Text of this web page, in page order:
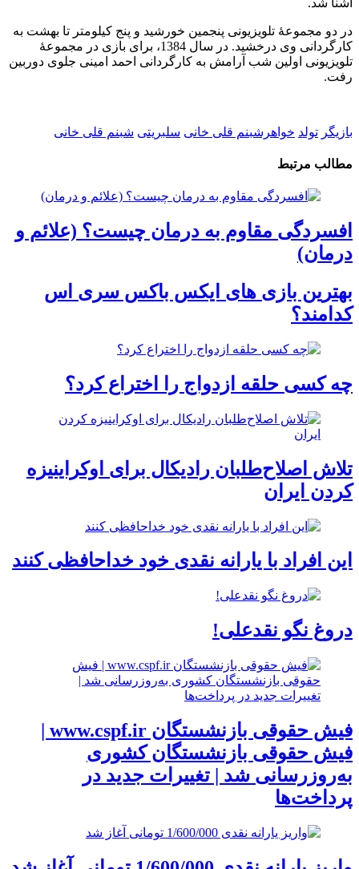
در دو مجموعهٔ تلویزیونی پنجمین خورشید و پنج کیلومتر تا بهشت به
کارگردانی وی درخشید. در سال 1384، برای بازی در مجموعهٔ
تلویزیونی اولین شب آرامش به کارگردانی احمد امینی جلوی دوربین
رفت.
بازیگر تولد خواهرشبنم قلی خانی سلبریتی شبنم قلی خانی
مطالب مرتبط
افسردگی مقاوم به درمان چیست؟ (علائم و
درمان)
بهترین بازی های ایکس باکس سری اس
کدامند؟
چه کسی حلقه‌ ازدواج را اختراع کرد؟
تلاش اصلاح‌طلبان رادیکال برای اوکراینیزه
کردن ایران
این افراد با یارانه نقدی خود خداحافظی کنند
دروغ نگو نقدعلی!
فیش حقوقی بازنشستگان www.cspf.ir |
فیش حقوقی بازنشستگان کشوری
به‌روزرسانی شد | تغییرات جدید در
پرداخت‌ها